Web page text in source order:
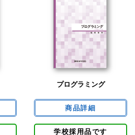
プログラミング
学校採用品です